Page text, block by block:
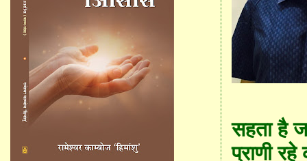
सहता है
प्राणीरहे